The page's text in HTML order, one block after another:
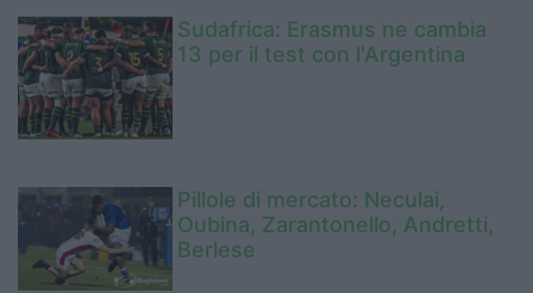
Sudafrica: Erasmus ne cambia
13 per il test con l'Argentina
Pillole di mercato: Neculai,
Oubina, Zarantonello, Andretti,
Berlese